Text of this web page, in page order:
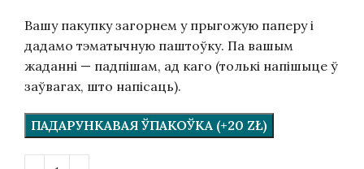
Вашу пакупку загорнем у прыгожую паперу і
дадамо тэматычную паштоўку. Па вашым
жаданні — падпішам, ад каго (толькі напішыце ў
заўвагах, што напісаць).
ПАДАРУНКАВАЯ ЎПАКОЎКА (+20 ZŁ)